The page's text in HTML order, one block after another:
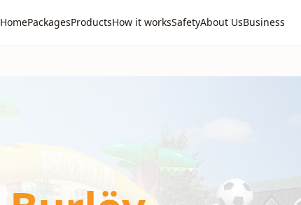
HomePackagesProductsHow it worksSafetyAbout UsBusiness